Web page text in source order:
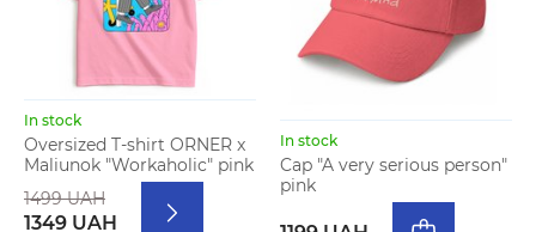
In stock
Oversized T-shirt ORNER x
Maliunok "Workaholic" pink
1499 UAH
1349 UAH
In stock
Cap "A very serious person"
pink